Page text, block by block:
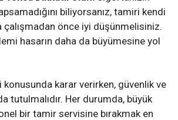
biliyorsanız, tamiri kendi
çalışmadan önce iyi düşünmelisiniz.
hasarın daha da büyümesine yol
konusunda karar verirken, güvenlik ve
tutulmalıdır. Her durumda, büyük
bir tamir servisine bırakmak en